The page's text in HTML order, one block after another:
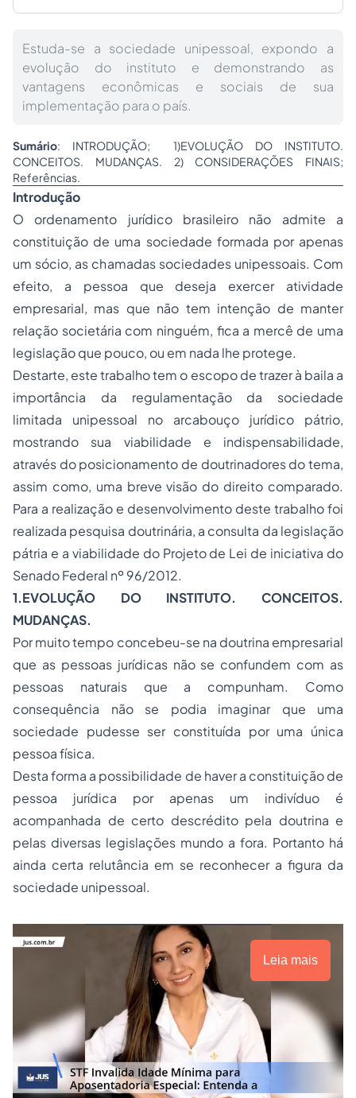
Estuda-se a sociedade unipessoal, expondo a
evolução do instituto e demonstrando as
vantagens econômicas e sociais de sua
implementação para o país.
Sumário: INTRODUÇÃO; 1)EVOLUÇÃO DO INSTITUTO.
CONCEITOS. MUDANÇAS. 2) CONSIDERAÇÕES FINAIS;
Referências.
Introdução
O ordenamento jurídico brasileiro não admite a
constituição de uma sociedade formada por apenas
um sócio, as chamadas sociedades unipessoais. Com
efeito, a pessoa que deseja exercer atividade
empresarial, mas que não tem intenção de manter
relação societária com ninguém, fica a mercê de uma
legislação que pouco, ou em nada lhe protege.
Destarte, este trabalho tem o escopo de trazer à baila a
importância da regulamentação da sociedade
limitada unipessoal no arcabouço jurídico pátrio,
mostrando sua viabilidade e indispensabilidade,
através do posicionamento de doutrinadores do tema,
assim como, uma breve visão do direito comparado.
Para a realização e desenvolvimento deste trabalho foi
realizada pesquisa doutrinária, a consulta da legislação
pátria e a viabilidade do Projeto de Lei de iniciativa do
Senado Federal nº 96/2012.
1.EVOLUÇÃO DO INSTITUTO. CONCEITOS.
MUDANÇAS.
Por muito tempo concebeu-se na doutrina empresarial
que as pessoas jurídicas não se confundem com as
pessoas naturais que a compunham. Como
consequência não se podia imaginar que uma
sociedade pudesse ser constituída por uma única
pessoa física.
Desta forma a possibilidade de haver a constituição de
pessoa jurídica por apenas um indivíduo é
acompanhada de certo descrédito pela doutrina e
pelas diversas legislações mundo a fora. Portanto há
ainda certa relutância em se reconhecer a figura da
sociedade unipessoal.
Leia mais